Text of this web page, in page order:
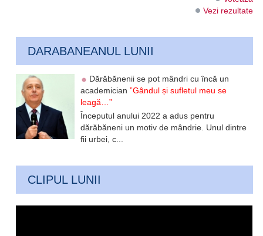
Vezi rezultate
DARABANEANUL LUNII
Dărăbănenii se pot mândri cu încă un
academician”Gândul și sufletul meu se
leagă…”
Începutul anului 2022 a adus pentru
dărăbăneni un motiv de mândrie. Unul dintre
fii urbei, c...
CLIPUL LUNII